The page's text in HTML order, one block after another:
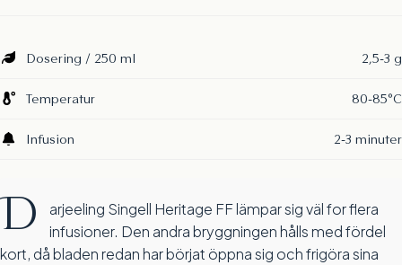
Dosering / 250 ml 2,5-3 g
Temperatur 80-85°C
Infusion 2-3 minuter
D
arjeeling Singell Heritage FF lämpar sig väl for flera
infusioner. Den andra bryggningen hålls med fördel
kort, då bladen redan har börjat öppna sig och frigöra sina